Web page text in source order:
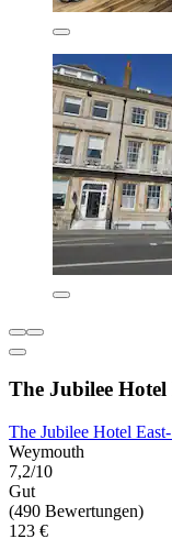
The Jubilee
The Jubilee Hotel
Weymouth
7,2/10
Gut
(490 Bewertungen)
123 €